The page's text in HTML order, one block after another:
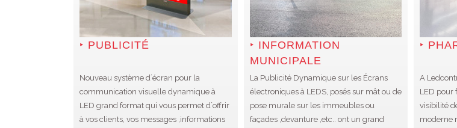
PUBLICITÉ
Nouveau système d´écran pour la
communication visuelle dynamique à
LED grand format qui vous permet d´offrir
à vos clients, vos messages ,informations
INFORMATION
MUNICIPALE
La Publicité Dynamique sur les Écrans
électroniques à LEDS, posés sur mât ou de
pose murale sur les immeubles ou
façades ,devanture ,etc.. ont un grand
A
LED pour
visibilité
moderne